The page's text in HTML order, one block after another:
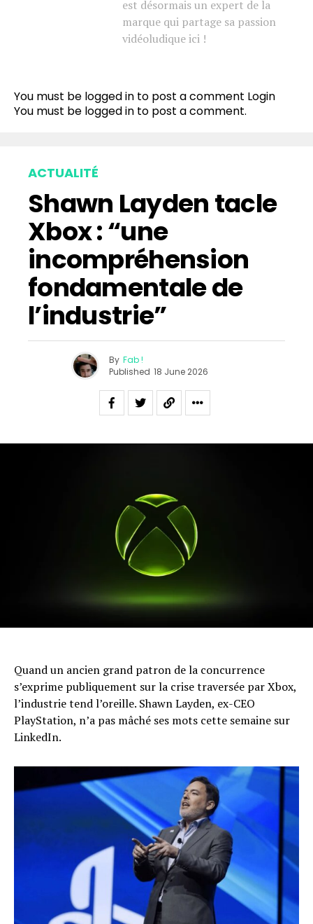
est désormais un expert de la
marque qui partage sa passion
vidéoludique ici !
You must be logged in to post a comment Login
You must be logged in to post a comment.
ACTUALITÉ
Shawn Layden tacle
Xbox : “une
incompréhension
fondamentale de
l’industrie”
By Fab !
Published 18 June 2026
Quand un ancien grand patron de la concurrence
s’exprime publiquement sur la crise traversée par Xbox,
l’industrie tend l’oreille. Shawn Layden, ex-CEO
PlayStation, n’a pas mâché ses mots cette semaine sur
LinkedIn.